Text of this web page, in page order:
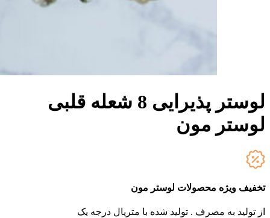
لوستر پذیرایی 8 شعله قلبی
لوستر مون
تخفیف ویژه محصولات لوستر مون
از تولید به مصرف . تولید شده با متریال درجه یک